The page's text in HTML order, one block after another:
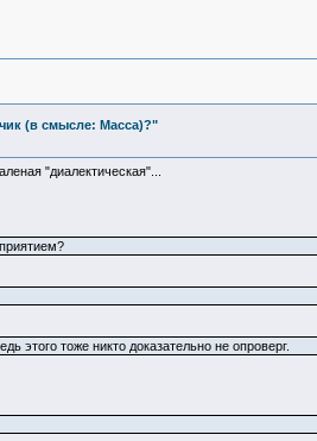
(в смысле: Масса)?"
"диалектическая"...
этого тоже никто доказательно не опроверг.